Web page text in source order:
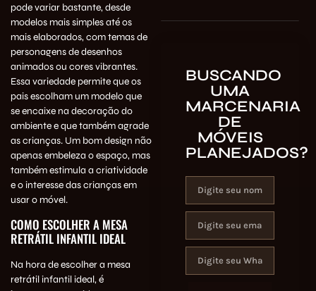
pode variar bastante, desde
modelos mais simples até os
mais elaborados, com temas de
personagens de desenhos
animados ou cores vibrantes.
Essa variedade permite que os
pais escolham um modelo que
se encaixe na decoração do
ambiente e que também agrade
as crianças. Um bom design não
apenas embeleza o espaço, mas
também estimula a criatividade
e o interesse das crianças em
usar o móvel.
COMO ESCOLHER A MESA
RETRÁTIL INFANTIL IDEAL
Na hora de escolher a mesa
retrátil infantil ideal, é
BUSCANDO
UMA
MARCENARIA
DE
MÓVEIS
PLANEJADOS?